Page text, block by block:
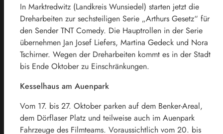
In Marktredwitz (Landkreis Wunsiedel) starten jetzt die
Dreharbeiten zur sechsteiligen Serie „Arthurs Gesetz“ für
den Sender TNT Comedy. Die Hauptrollen in der Serie
übernehmen Jan Josef Liefers, Martina Gedeck und Nora
Tschirner. Wegen der Dreharbeiten kommt es in der Stadt
bis Ende Oktober zu Einschränkungen.
Kesselhaus am Auenpark
Vom 17. bis 27. Oktober parken auf dem Benker-Areal,
dem Dörflaser Platz und teilweise auch im Auenpark
Fahrzeuge des Filmteams. Voraussichtlich vom 20. bis